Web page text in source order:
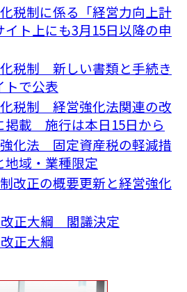
税制に係る「経営力向上計
ト上にも3月15日以降の申
税制 新しい書類と手続き
で公表
税制 経営強化法関連の改
掲載 施行は本日15日から
化法 固定資産税の軽減措
域・業種限定
改正の概要更新と経営強化
改正大綱 閣議決定
正大綱